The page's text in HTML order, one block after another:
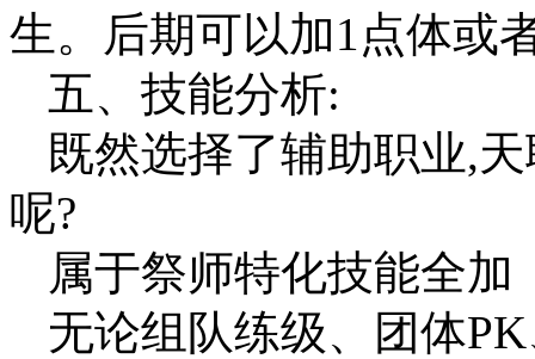
生。后期可以加1点体或
五、技能分析:
既然选择了辅助职业,
呢?
属于祭师特化技能全加
无论组队练级、团体